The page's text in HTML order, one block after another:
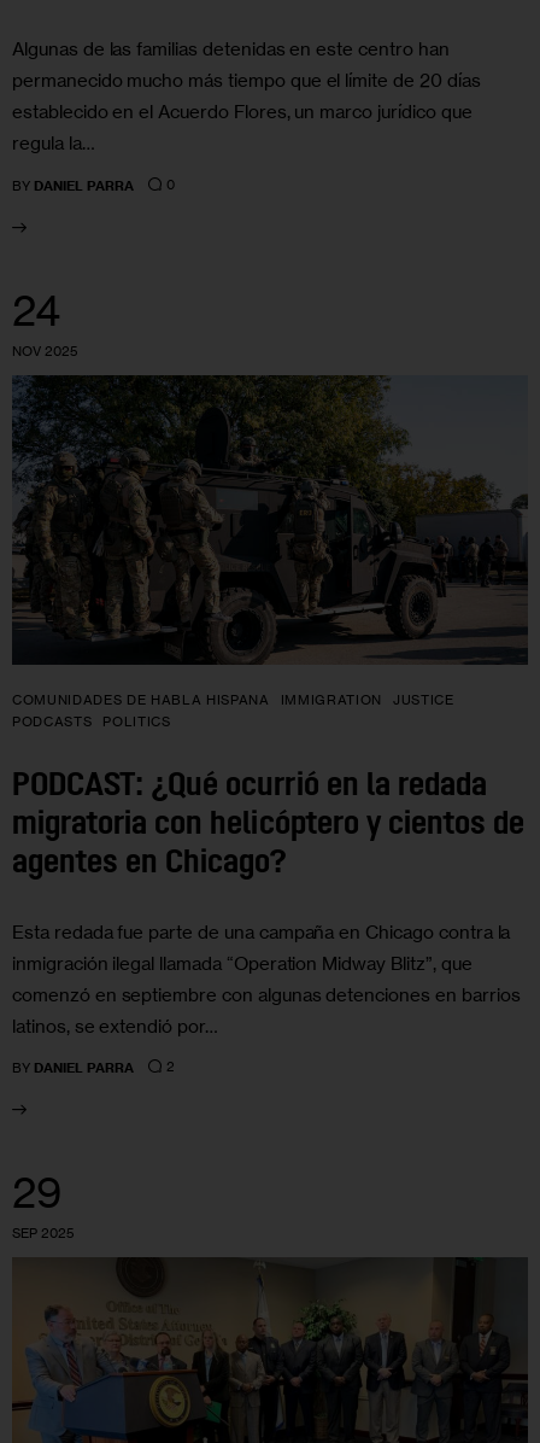
Algunas de las familias detenidas en este centro han
permanecido mucho más tiempo que el límite de 20 días
establecido en el Acuerdo Flores, un marco jurídico que
regula la…
BY DANIEL PARRA 0
24
NOV 2025
COMUNIDADES DE HABLA HISPANA IMMIGRATION
JUSTICE
PODCASTS
POLITICS
PODCAST: ¿Qué ocurrió en la redada
migratoria con helicóptero y cientos de
agentes en Chicago?
Esta redada fue parte de una campaña en Chicago contra la
inmigración ilegal llamada “Operation Midway Blitz”, que
comenzó en septiembre con algunas detenciones en barrios
latinos, se extendió por…
BY DANIEL PARRA 2
29
SEP 2025